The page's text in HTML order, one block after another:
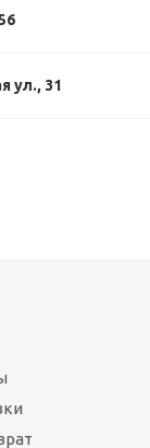
ул., 31